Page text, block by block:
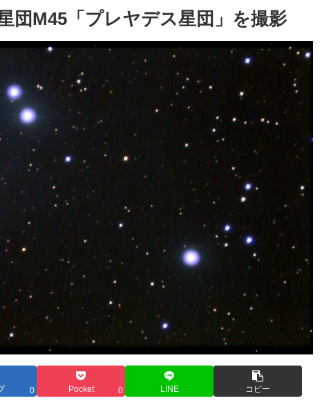
団M45「プレヤデス星団」を撮影
0 Pocket 0 LINE コピー